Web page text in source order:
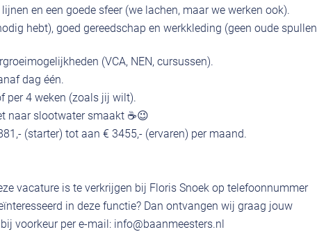
en een goede sfeer (we lachen, maar we werken ook).
hebt), goed gereedschap en werkkleding (geen oude spullen
(VCA, NEN, cursussen).
dag één.
per 4 weken (zoals jij wilt).
naar slootwater smaakt ☕😉
(starter) tot aan € 3455,- (ervaren) per maand.
vacature is te verkrijgen bij Floris Snoek op telefoonnummer
in deze functie? Dan ontvangen wij graag jouw
voorkeur per e-mail: info@baanmeesters.nl